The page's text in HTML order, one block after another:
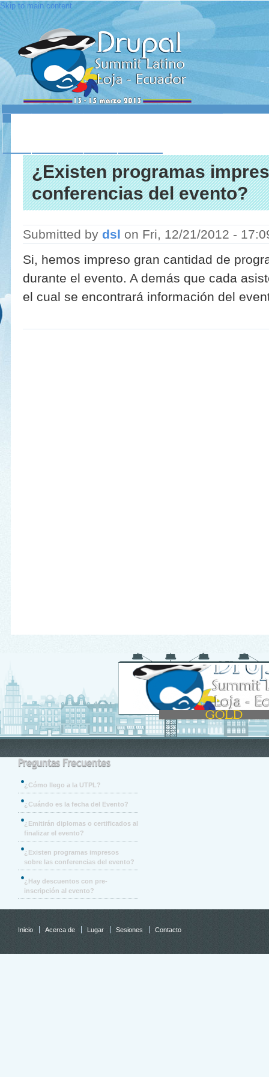
Skip to main content
¿Existen programas
conferencias del evento?
Submitted by dsl on Fri, 12/21/2012 -
Si, hemos impreso gran cantidad de
durante el evento. A demás que cada
el cual se encontrará información del
Preguntas Frecuentes
¿Cómo llego a la UTPL?
¿Cuándo es la fecha del Evento?
¿Emitirán diplomas o certificados al
finalizar el evento?
¿Existen programas impresos
sobre las conferencias del evento?
¿Hay descuentos con pre-
inscripción al evento?
Inicio Acerca de Lugar Sesiones Contacto